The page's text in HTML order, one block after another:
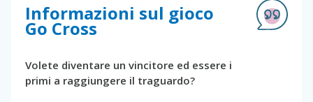
Informazioni sul gioco
Go Cross
Volete diventare un vincitore ed essere i
primi a raggiungere il traguardo?